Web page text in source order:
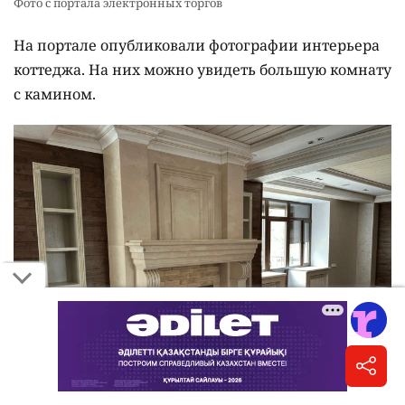
На портале опубликовали фотографии интерьера
коттеджа. На них можно увидеть большую комнату
с камином.